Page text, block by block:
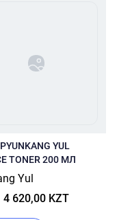
YUL
TONER 200 МЛ
Yul
4 620,00 KZT